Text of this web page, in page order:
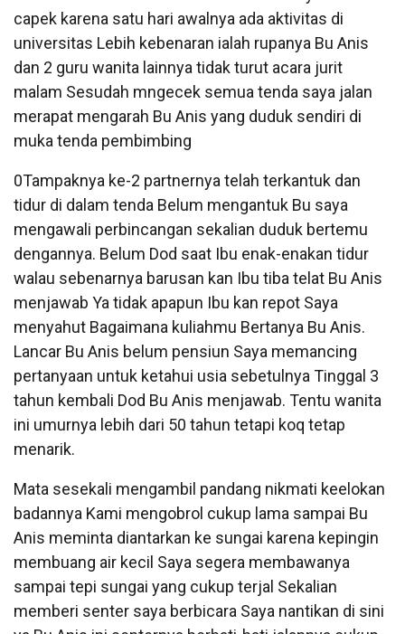
capek karena satu hari awalnya ada aktivitas di
universitas Lebih kebenaran ialah rupanya Bu Anis
dan 2 guru wanita lainnya tidak turut acara jurit
malam Sesudah mngecek semua tenda saya jalan
merapat mengarah Bu Anis yang duduk sendiri di
muka tenda pembimbing
0Tampaknya ke-2 partnernya telah terkantuk dan
tidur di dalam tenda Belum mengantuk Bu saya
mengawali perbincangan sekalian duduk bertemu
dengannya. Belum Dod saat Ibu enak-enakan tidur
walau sebenarnya barusan kan Ibu tiba telat Bu Anis
menjawab Ya tidak apapun Ibu kan repot Saya
menyahut Bagaimana kuliahmu Bertanya Bu Anis.
Lancar Bu Anis belum pensiun Saya memancing
pertanyaan untuk ketahui usia sebetulnya Tinggal 3
tahun kembali Dod Bu Anis menjawab. Tentu wanita
ini umurnya lebih dari 50 tahun tetapi koq tetap
menarik.
Mata sesekali mengambil pandang nikmati keelokan
badannya Kami mengobrol cukup lama sampai Bu
Anis meminta diantarkan ke sungai karena kepingin
membuang air kecil Saya segera membawanya
sampai tepi sungai yang cukup terjal Sekalian
memberi senter saya berbicara Saya nantikan di sini